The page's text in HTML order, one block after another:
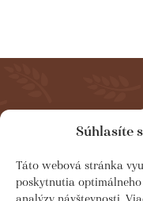
Súhlasíte
Táto webová stránka
poskytnutia